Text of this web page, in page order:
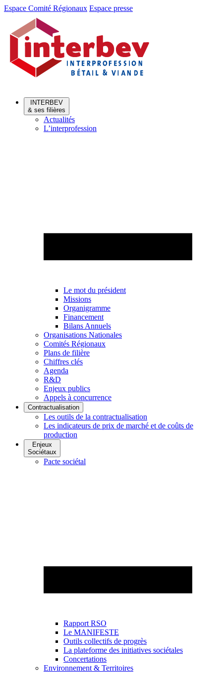
Aller
Aller
contenu
Espace Comité Régionaux Espace presse
INTERBEV
& ses filières
Actualités
L’interprofession
Le mot du président
Missions
Organigramme
Financement
Bilans Annuels
Organisations Nationales
Comités Régionaux
Plans de filière
Chiffres clés
Agenda
R&D
Enjeux publics
Appels à concurrence
Contractualisation
Les outils de la contractualisation
Les indicateurs de prix de marché et de coûts de
production
Enjeux
Sociétaux
Pacte sociétal
Rapport RSO
Le MANIFESTE
Outils collectifs de progrès
La plateforme des initiatives sociétales
Concertations
Environnement & Territoires